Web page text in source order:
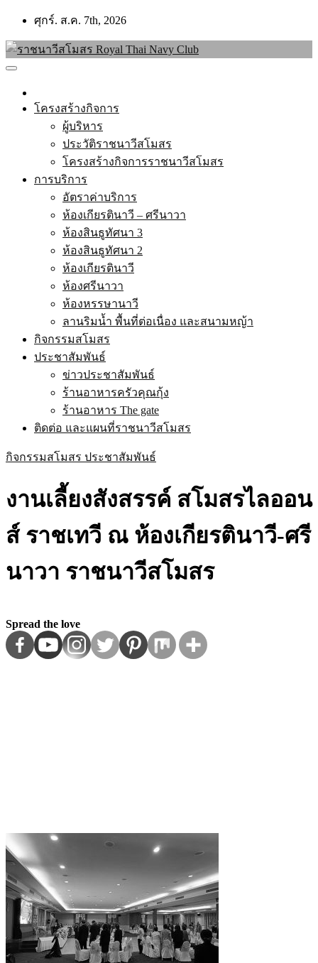
Skip
content
ศุกร์. ส.ค. 7th, 2026
โครงสร้างกิจการ
ผู้บริหาร
ประวัติราชนาวีสโมสร
โครงสร้างกิจการราชนาวีสโมสร
การบริการ
อัตราค่าบริการ
ห้องเกียรตินาวี – ศรีนาวา
ห้องสินธูทัศนา 3
ห้องสินธูทัศนา 2
ห้องเกียรตินาวี
ห้องศรีนาวา
ห้องหรรษานาวี
ลานริมน้ำ พื้นที่ต่อเนื่อง และสนามหญ้า
กิจกรรมสโมสร
ประชาสัมพันธ์
ข่าวประชาสัมพันธ์
ร้านอาหารครัวคุณกุ้ง
ร้านอาหาร The gate
ติดต่อ และแผนที่ราชนาวีสโมสร
กิจกรรมสโมสร ประชาสัมพันธ์
งานเลี้ยงสังสรรค์ สโมสรไลออน
ส์ ราชเทวี ณ ห้องเกียรตินาวี-ศรี
นาวา ราชนาวีสโมสร
Spread the love